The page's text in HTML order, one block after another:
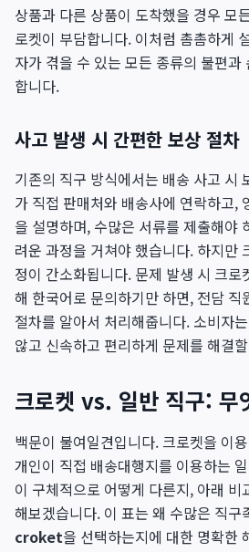
상품과 다른 상품이 도착했을 경우 모
로켓이 부담합니다. 이처럼 촘촘하게
자가 겪을 수 있는 모든 종류의 불편
합니다.
사고 발생 시 간편한 보상 절차
기존의 직구 방식에서는 배송 사고 시
가 직접 판매처와 배송사에 연락하고,
을 설명하며, 수많은 서류를 제출해야
려운 과정을 거쳐야 했습니다. 하지만
정이 간소화됩니다. 문제 발생 시 크로
해 한국어로 문의하기만 하면, 전담
절차를 알아서 처리해줍니다. 소비자
않고 신속하고 편리하게 문제를 해결
크로켓 vs. 일반 직구: 무
백문이 불여일견입니다. 크로켓을 이
개인이 직접 배송대행지를 이용하는
이 구체적으로 어떻게 다른지, 아래 비
해보겠습니다. 이 표는 왜 수많은 직구
croket을 선택하는지에 대한 명확한